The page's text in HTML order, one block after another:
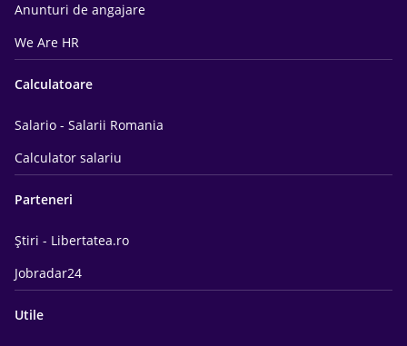
Anunturi de angajare
We Are HR
Calculatoare
Salario - Salarii Romania
Calculator salariu
Parteneri
Știri - Libertatea.ro
Jobradar24
Utile